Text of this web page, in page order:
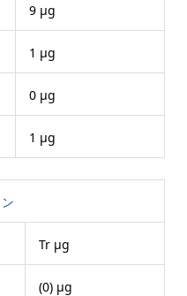
9 μg
1 μg
0 μg
1 μg
Tr μg
(0) μg